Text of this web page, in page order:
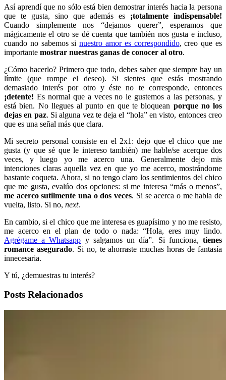
Así aprendí que no sólo está bien demostrar interés hacia la persona
que te gusta, sino que además es ¡totalmente indispensable!
Cuando simplemente nos “dejamos querer”, esperamos que
mágicamente el otro se dé cuenta que también nos gusta e incluso,
cuando no sabemos sinuestro amor es correspondido, creo que es
importante mostrar nuestras ganas de conocer al otro.
¿Cómo hacerlo? Primero que todo, debes saber que siempre hay un
límite (que rompe el deseo). Si sientes que estás mostrando
demasiado interés por otro y éste no te corresponde, entonces
¡detente! Es normal que a veces no le gustemos a las personas, y
está bien. No llegues al punto en que te bloquean porque no los
dejas en paz. Si alguna vez te deja el “hola” en visto, entonces creo
que es una señal más que clara.
Mi secreto personal consiste en el 2x1: dejo que el chico que me
gusta (y que sé que le intereso también) me hable/se acerque dos
veces, y luego yo me acerco una. Generalmente dejo mis
intenciones claras aquella vez en que yo me acerco, mostrándome
bastante coqueta. Ahora, si no tengo claro los sentimientos del chico
que me gusta, evalúo dos opciones: si me interesa “más o menos”,
me acerco sutilmente una o dos veces. Si se acerca o me habla de
vuelta, listo. Si no, next.
En cambio, si el chico que me interesa es guapísimo y no me resisto,
me acerco en el plan de todo o nada: “Hola, eres muy lindo.
Agrégame a Whatsapp y salgamos un día”. Si funciona,tienes
romance asegurado. Si no, te ahorraste muchas horas de fantasía
innecesaria.
Y tú, ¿demuestras tu interés?
Posts Relacionados